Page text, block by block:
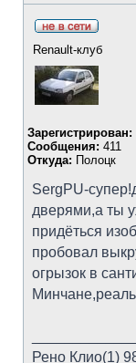
Renault-клуб
Зарегистрирован:
Сообщения: 411
Откуда: Полоцк
SergPU-
дверями,а ты
придёться
пробовал
огрызок в
Рено Клио(1)